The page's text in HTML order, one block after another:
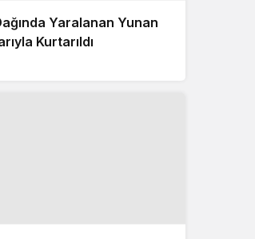
Yaralanan Yunan
Kurtarıldı